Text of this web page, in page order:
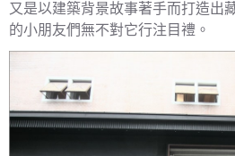
又是以建築背景故事著手而打造出
的小朋友們無不對它行注目禮。